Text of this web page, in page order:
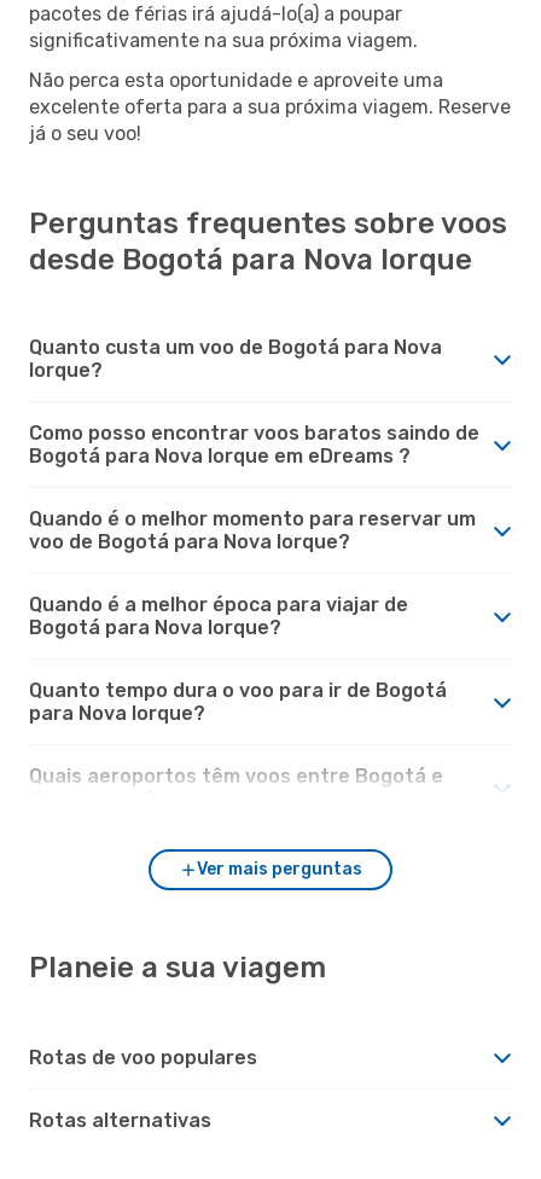
pacotes de férias irá ajudá-lo(a) a poupar
significativamente na sua próxima viagem.
Não perca esta oportunidade e aproveite uma
excelente oferta para a sua próxima viagem. Reserve
já o seu voo!
Perguntas frequentes sobre voos
desde Bogotá para Nova Iorque
Quanto custa um voo de Bogotá para Nova
Iorque?
Como posso encontrar voos baratos saindo de
Bogotá para Nova Iorque em eDreams ?
Quando é o melhor momento para reservar um
voo de Bogotá para Nova Iorque?
Quando é a melhor época para viajar de
Bogotá para Nova Iorque?
Quanto tempo dura o voo para ir de Bogotá
para Nova Iorque?
Quais aeroportos têm voos entre Bogotá e
Ver mais perguntas
Planeie a sua viagem
Rotas de voo populares
Rotas alternativas